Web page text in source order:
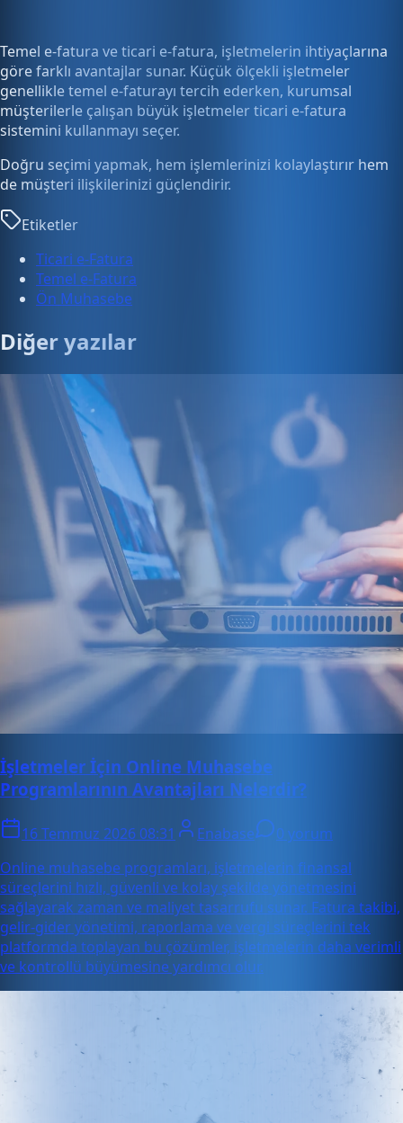
Temel e-fatura ve ticari e-fatura, işletmelerin ihtiyaçlarına
göre farklı avantajlar sunar. Küçük ölçekli işletmeler
genellikle temel e-faturayı tercih ederken, kurumsal
müşterilerle çalışan büyük işletmeler ticari e-fatura
sistemini kullanmayı seçer.
Doğru seçimi yapmak, hem işlemlerinizi kolaylaştırır hem
de müşteri ilişkilerinizi güçlendirir.
Etiketler
Ticari e-Fatura
Temel e-Fatura
Ön Muhasebe
Diğer yazılar
İşletmeler İçin Online Muhasebe
Programlarının Avantajları Nelerdir?
16 Temmuz 2026 08:31 Enabase
0 yorum
Online muhasebe programları, işletmelerin finansal
süreçlerini hızlı, güvenli ve kolay şekilde yönetmesini
sağlayarak zaman ve maliyet tasarrufu sunar. Fatura takibi,
gelir-gider yönetimi, raporlama ve vergi süreçlerini tek
platformda toplayan bu çözümler, işletmelerin daha verimli
ve kontrollü büyümesine yardımcı olur.